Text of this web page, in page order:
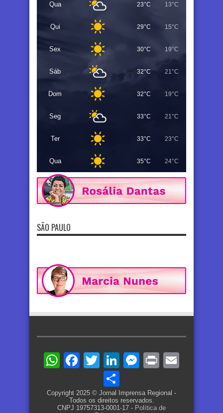
Qua 23°C 13°C
Qui 29°C 15°C
Sex 30°C 19°C
Sáb 32°C 21°C
Dom 32°C 19°C
Seg 33°C 21°C
Ter 33°C 23°C
Qua 35°C 24°C
SÃO PAULO
WhatsApp
Facebook
TwitterLinkedIn
Messenger
Print
Copyright 2025 © Jornal Imprensa Regional -
Todos os direitos reservados.
CNPJ 19757313-0001-17 - Política de